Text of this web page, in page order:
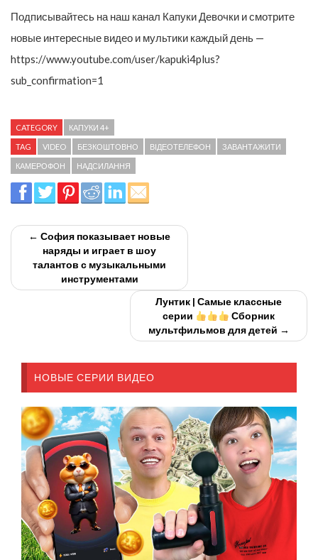
Подписывайтесь на наш канал Капуки Девочки и смотрите
новые интересные видео и мультики каждый день —
https://www.youtube.com/user/kapuki4plus?
sub_confirmation=1
CATEGORY КАПУКИ 4+
TAG VIDEO БЕЗКОШТОВНО ВІДЕОТЕЛЕФОН ЗАВАНТАЖИТИ
КАМЕРОФОН НАДСИЛАННЯ
← София показывает новые
наряды и играет в шоу
талантов с музыкальными
инструментами
Лунтик | Самые классные
серии
Сборник
мультфильмов для детей →
НОВЫЕ СЕРИИ ВИДЕО